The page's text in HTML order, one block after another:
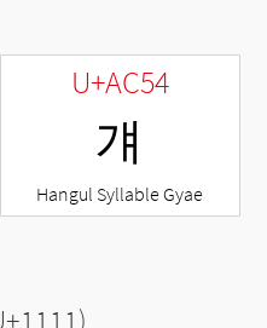
U+AC54
걔
Hangul Syllable Gyae